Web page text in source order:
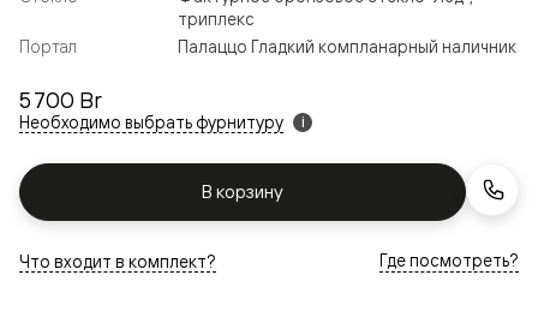
5 700 Br
Необходимо выбрать фурнитуру i
В корзину
триплекс
Портал
Палаццо Гладкий компланарный наличник
Что входит в комплект? Где посмотреть?